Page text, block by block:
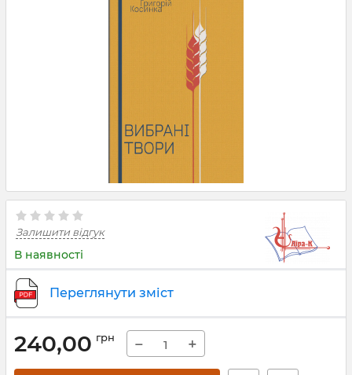
Залишити відгук
В наявності
Переглянути зміст
240,00 грн − +